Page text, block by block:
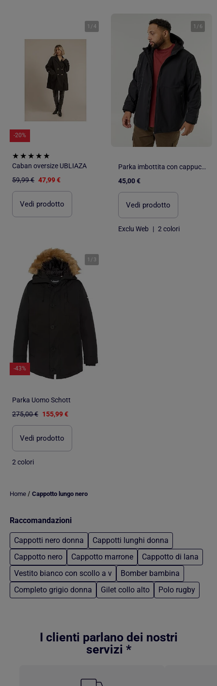
1 /4
-20%
Caban oversize UBLIAZA
59,99 € 47,99 €
Vedi prodotto
1 / 6
Parka imbottita con cappuccio
45,00 €
Vedi prodotto
Exclu Web | 2 colori
1 / 3
-43%
Parka Uomo Schott
275,00 € 155,99 €
Vedi prodotto
2 colori
Home / Cappotto lungo nero
Raccomandazioni
Cappotti nero donna
Cappotti lunghi donna
Cappotto nero
Cappotto marrone
Cappotto di lana
Vestito bianco con scollo a v
Bomber bambina
Completo grigio donna
Gilet collo alto Polo rugby
I clienti parlano dei nostri
servizi *